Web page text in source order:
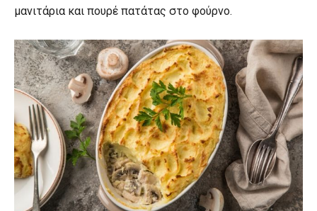
μανιτάρια και πουρέ πατάτας στο φούρνο.